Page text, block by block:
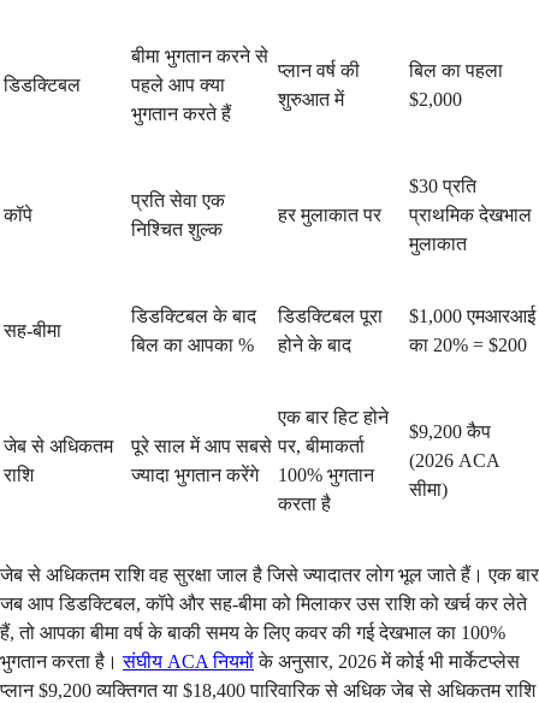
डिडक्टिबल
बीमा भुगतान करने से
पहले आप क्या
भुगतान करते हैं
प्लान वर्ष की
शुरुआत में
बिल का पहला
$2,000
कॉपे
प्रति सेवा एक
निश्चित शुल्क
हर मुलाकात पर
$30 प्रति
प्राथमिक देखभाल
मुलाकात
सह-बीमा
डिडक्टिबल के बाद
बिल का आपका %
डिडक्टिबल पूरा
होने के बाद
$1,000 एमआरआई
का 20% = $200
जेब से अधिकतम
राशि
पूरे साल में आप सबसे
ज्यादा भुगतान करेंगे
एक बार हिट होने
पर, बीमाकर्ता
100% भुगतान
करता है
$9,200 कैप
(2026 ACA
सीमा)
जेब से अधिकतम राशि वह सुरक्षा जाल है जिसे ज्यादातर लोग भूल जाते हैं। एक बार
जब आप डिडक्टिबल, कॉपे और सह-बीमा को मिलाकर उस राशि को खर्च कर लेते
हैं, तो आपका बीमा वर्ष के बाकी समय के लिए कवर की गई देखभाल का 100%
भुगतान करता है।संघीय ACA नियमोंके अनुसार, 2026 में कोई भी मार्केटप्लेस
प्लान $9,200 व्यक्तिगत या $18,400 पारिवारिक से अधिक जेब से अधिकतम राशि